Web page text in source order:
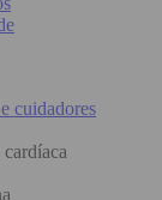
cuidadores